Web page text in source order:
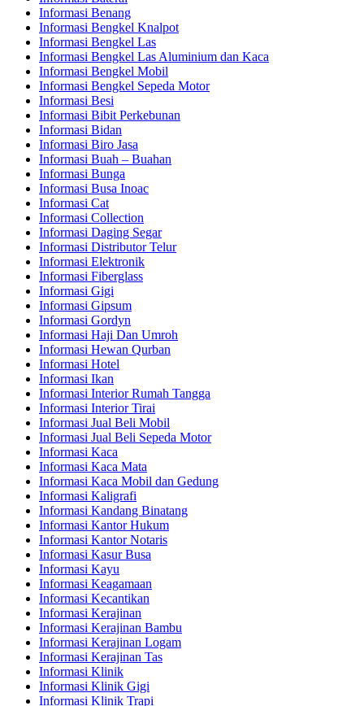
Informasi Benang
Informasi Bengkel Knalpot
Informasi Bengkel Las
Informasi Bengkel Las Aluminium dan Kaca
Informasi Bengkel Mobil
Informasi Bengkel Sepeda Motor
Informasi Besi
Informasi Bibit Perkebunan
Informasi Bidan
Informasi Biro Jasa
Informasi Buah – Buahan
Informasi Bunga
Informasi Busa Inoac
Informasi Cat
Informasi Collection
Informasi Daging Segar
Informasi Distributor Telur
Informasi Elektronik
Informasi Fiberglass
Informasi Gigi
Informasi Gipsum
Informasi Gordyn
Informasi Haji Dan Umroh
Informasi Hewan Qurban
Informasi Hotel
Informasi Ikan
Informasi Interior Rumah Tangga
Informasi Interior Tirai
Informasi Jual Beli Mobil
Informasi Jual Beli Sepeda Motor
Informasi Kaca
Informasi Kaca Mata
Informasi Kaca Mobil dan Gedung
Informasi Kaligrafi
Informasi Kandang Binatang
Informasi Kantor Hukum
Informasi Kantor Notaris
Informasi Kasur Busa
Informasi Kayu
Informasi Keagamaan
Informasi Kecantikan
Informasi Kerajinan
Informasi Kerajinan Bambu
Informasi Kerajinan Logam
Informasi Kerajinan Tas
Informasi Klinik
Informasi Klinik Gigi
Informasi Klinik Trapi